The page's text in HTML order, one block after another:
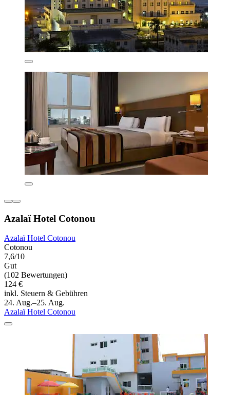
Azalaï Hotel Cotonou
Azalaï Hotel Cotonou
Cotonou
7,6/10
Gut
(102 Bewertungen)
124 €
inkl. Steuern & Gebühren
24. Aug.–25. Aug.
Azalaï Hotel Cotonou